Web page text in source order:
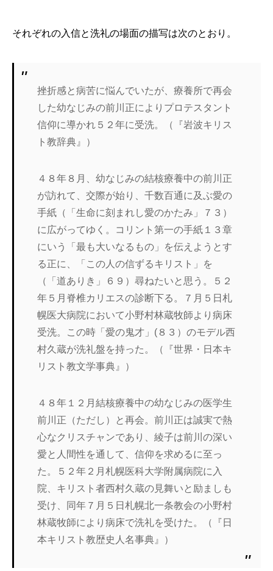
それぞれの入信と洗礼の場面の描写は次のとおり。
挫折感と病苦に悩んでいたが、療養所で再会
した幼なじみの前川正によりプロテスタント
信仰に導かれ５２年に受洗。（『岩波キリス
ト教辞典』）
４８年８月、幼なじみの結核療養中の前川正
が訪れて、交際が始り、千数百通に及ぶ愛の
手紙（「生命に刻まれし愛のかたみ」７３）
に広がってゆく。コリント第一の手紙１３章
にいう「最も大いなるもの」を伝えようとす
る正に、「この人の信ずるキリスト」を
（「道ありき」６９）尋ねたいと思う。５２
年５月脊椎カリエスの診断下る。７月５日札
幌医大病院において小野村林蔵牧師より病床
受洗。この時「愛の鬼才」(８３）のモデル西
村久蔵が洗礼盤を持った。（『世界・日本キ
リスト教文学事典』）
４８年１２月結核療養中の幼なじみの医学生
前川正（ただし）と再会。前川正は誠実で熱
心なクリスチャンであり、綾子は前川の深い
愛と人間性を通して、信仰を求めるに至っ
た。５２年２月札幌医科大学附属病院に入
院、キリスト者西村久蔵の見舞いと励ましも
受け、同年７月５日札幌北一条教会の小野村
林蔵牧師により病床で洗礼を受けた。（『日
本キリスト教歴史人名事典』）